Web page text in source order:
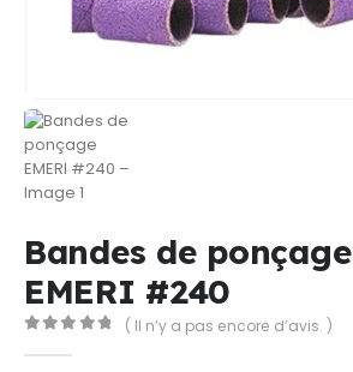
Bandes de ponçage
EMERI #240
( Il n’y a pas encore d’avis. )